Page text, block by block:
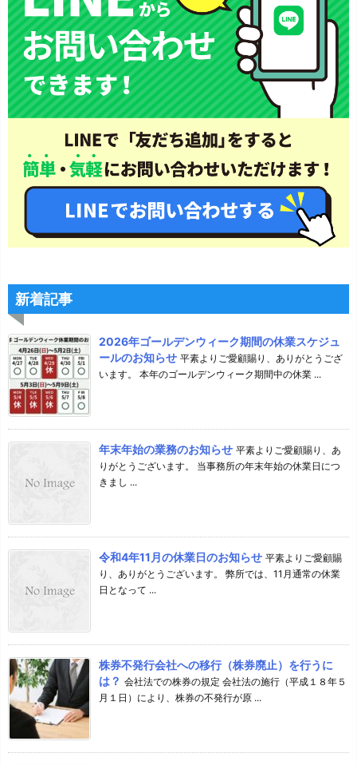
新着記事
2026年ゴールデンウィーク期間の休業スケジュ
ールのお知らせ 平素よりご愛顧賜り、ありがとうござ
います。 本年のゴールデンウィーク期間中の休業 ...
年末年始の業務のお知らせ 平素よりご愛顧賜り、あ
りがとうございます。 当事務所の年末年始の休業日につ
きまし ...
令和4年11月の休業日のお知らせ 平素よりご愛顧賜
り、ありがとうございます。 弊所では、11月通常の休業
日となって ...
株券不発行会社への移行（株券廃止）を行うに
は？ 会社法での株券の規定 会社法の施行（平成１８年５
月１日）により、株券の不発行が原 ...